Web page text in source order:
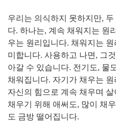
우리는 의식하지 못하지만,
다. 하나는, 계속 채워지는 원
우는 원리입니다. 채워지는
미합니다. 사용하고 나면, 그
아갈 수 있습니다. 전기도, 물
채워집니다. 자기가 채우는
자신의 힘으로 계속 채우며
채우기 위해 애써도, 많이 채
도 금방 떨어집니다.